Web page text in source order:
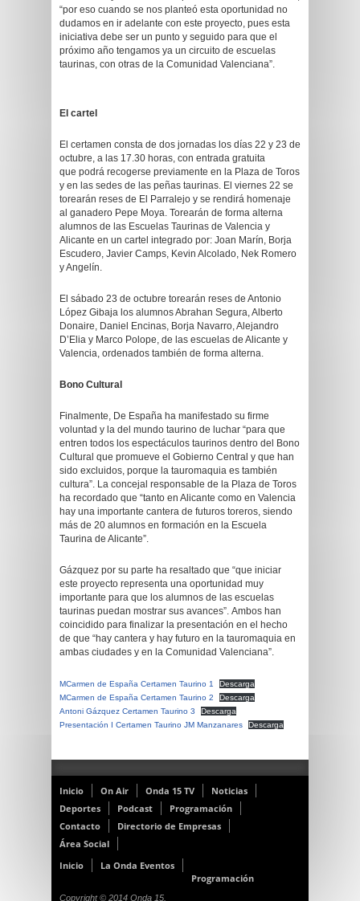
“por eso cuando se nos planteó esta oportunidad no
dudamos en ir adelante con este proyecto, pues esta
iniciativa debe ser un punto y seguido para que el
próximo año tengamos ya un circuito de escuelas
taurinas, con otras de la Comunidad Valenciana”.
El cartel
El certamen consta de dos jornadas los días 22 y 23 de
octubre, a las 17.30 horas, con entrada gratuita
que podrá recogerse previamente en la Plaza de Toros
y en las sedes de las peñas taurinas. El viernes 22 se
torearán reses de El Parralejo y se rendirá homenaje
al ganadero Pepe Moya. Torearán de forma alterna
alumnos de las Escuelas Taurinas de Valencia y
Alicante en un cartel integrado por: Joan Marín, Borja
Escudero, Javier Camps, Kevin Alcolado, Nek Romero
y Angelín.
El sábado 23 de octubre torearán reses de Antonio
López Gibaja los alumnos Abrahan Segura, Alberto
Donaire, Daniel Encinas, Borja Navarro, Alejandro
D’Elia y Marco Polope, de las escuelas de Alicante y
Valencia, ordenados también de forma alterna.
Bono Cultural
Finalmente, De España ha manifestado su firme
voluntad y la del mundo taurino de luchar “para que
entren todos los espectáculos taurinos dentro del Bono
Cultural que promueve el Gobierno Central y que han
sido excluidos, porque la tauromaquia es también
cultura”. La concejal responsable de la Plaza de Toros
ha recordado que “tanto en Alicante como en Valencia
hay una importante cantera de futuros toreros, siendo
más de 20 alumnos en formación en la Escuela
Taurina de Alicante”.
Gázquez por su parte ha resaltado que “que iniciar
este proyecto representa una oportunidad muy
importante para que los alumnos de las escuelas
taurinas puedan mostrar sus avances”. Ambos han
coincidido para finalizar la presentación en el hecho
de que “hay cantera y hay futuro en la tauromaquia en
ambas ciudades y en la Comunidad Valenciana”.
MCarmen de España Certamen Taurino 1
Descarga
MCarmen de España Certamen Taurino 2
Descarga
Antoni Gázquez Certamen Taurino 3
Descarga
Presentación I Certamen Taurino JM Manzanares
Descarga
Inicio On Air Onda 15 TV
Noticias
Deportes
Podcast
Programación
Contacto
Directorio de Empresas
Área Social
Inicio
La Onda Eventos
Programación
Copyright © 2014 Onda 15.